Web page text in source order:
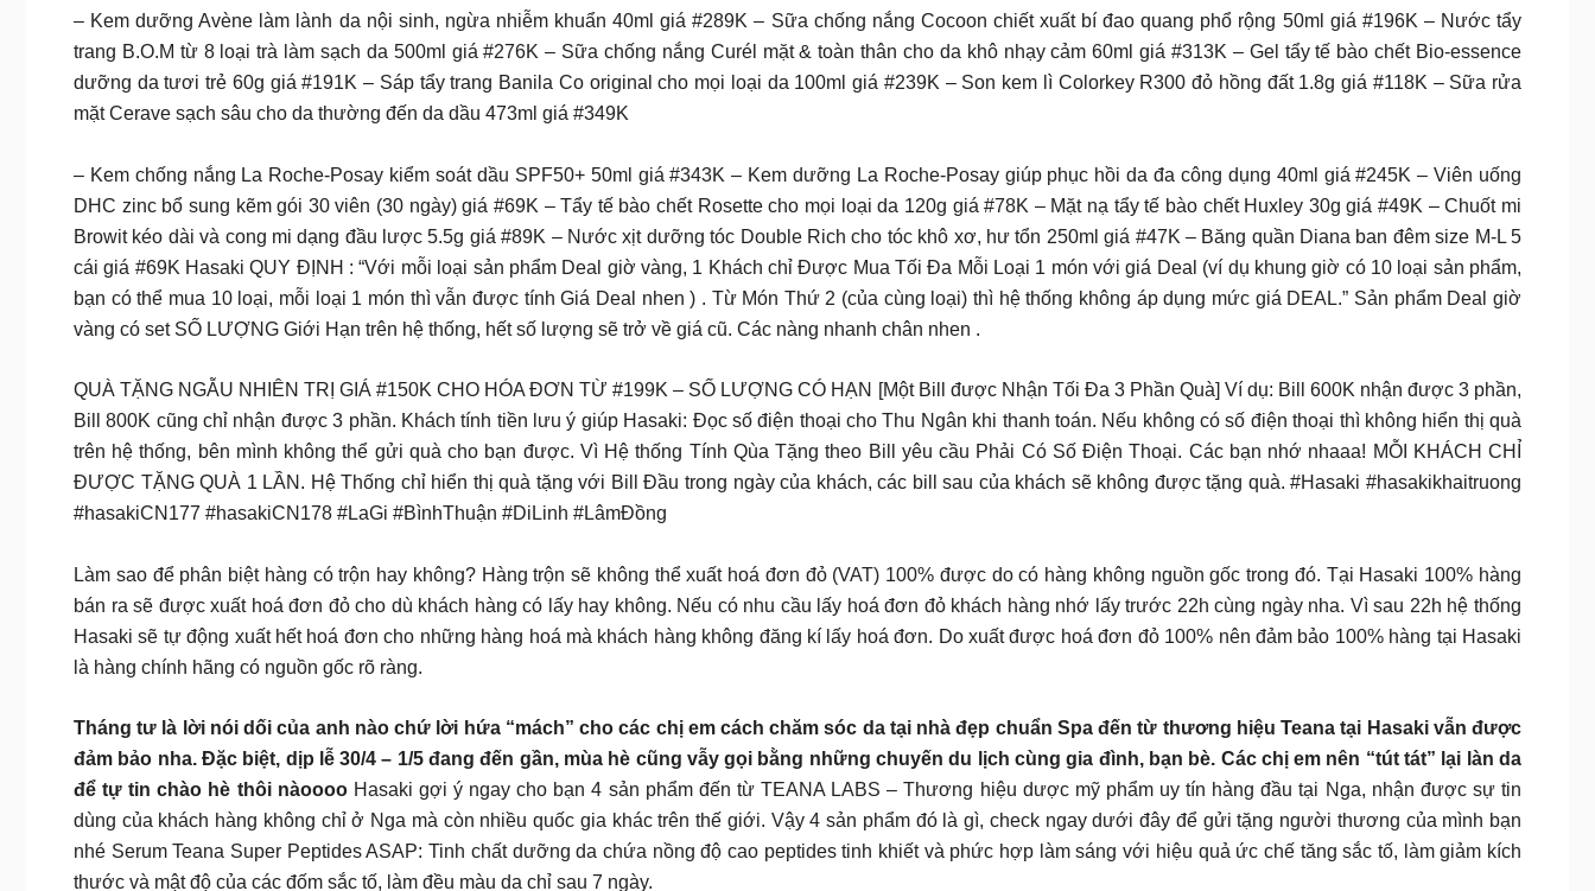
– Kem dưỡng Avène làm lành da nội sinh, ngừa nhiễm khuẩn 40ml giá #289K – Sữa chống nắng Cocoon chiết xuất bí đao quang phổ rộng 50ml giá #196K – Nước tẩy
trang B.O.M từ 8 loại trà làm sạch da 500ml giá #276K – Sữa chống nắng Curél mặt & toàn thân cho da khô nhạy cảm 60ml giá #313K – Gel tẩy tế bào chết Bio-essence
dưỡng da tươi trẻ 60g giá #191K – Sáp tẩy trang Banila Co original cho mọi loại da 100ml giá #239K – Son kem lì Colorkey R300 đỏ hồng đất 1.8g giá #118K – Sữa rửa
mặt Cerave sạch sâu cho da thường đến da dầu 473ml giá #349K
– Kem chống nắng La Roche-Posay kiểm soát dầu SPF50+ 50ml giá #343K – Kem dưỡng La Roche-Posay giúp phục hồi da đa công dụng 40ml giá #245K – Viên uống
DHC zinc bổ sung kẽm gói 30 viên (30 ngày) giá #69K – Tẩy tế bào chết Rosette cho mọi loại da 120g giá #78K – Mặt nạ tẩy tế bào chết Huxley 30g giá #49K – Chuốt mi
Browit kéo dài và cong mi dạng đầu lược 5.5g giá #89K – Nước xịt dưỡng tóc Double Rich cho tóc khô xơ, hư tổn 250ml giá #47K – Băng quần Diana ban đêm size M-L 5
cái giá #69K Hasaki QUY ĐỊNH : “Với mỗi loại sản phẩm Deal giờ vàng, 1 Khách chỉ Được Mua Tối Đa Mỗi Loại 1 món với giá Deal (ví dụ khung giờ có 10 loại sản phẩm,
bạn có thể mua 10 loại, mỗi loại 1 món thì vẫn được tính Giá Deal nhen ) . Từ Món Thứ 2 (của cùng loại) thì hệ thống không áp dụng mức giá DEAL.” Sản phẩm Deal giờ
vàng có set SỐ LƯỢNG Giới Hạn trên hệ thống, hết số lượng sẽ trở về giá cũ. Các nàng nhanh chân nhen .
QUÀ TẶNG NGẪU NHIÊN TRỊ GIÁ #150K CHO HÓA ĐƠN TỪ #199K – SỐ LƯỢNG CÓ HẠN [Một Bill được Nhận Tối Đa 3 Phần Quà] Ví dụ: Bill 600K nhận được 3 phần,
Bill 800K cũng chỉ nhận được 3 phần. Khách tính tiền lưu ý giúp Hasaki: Đọc số điện thoại cho Thu Ngân khi thanh toán. Nếu không có số điện thoại thì không hiển thị quà
trên hệ thống, bên mình không thể gửi quà cho bạn được. Vì Hệ thống Tính Qùa Tặng theo Bill yêu cầu Phải Có Số Điện Thoại. Các bạn nhớ nhaaa! MỖI KHÁCH CHỈ
ĐƯỢC TẶNG QUÀ 1 LẦN. Hệ Thống chỉ hiển thị quà tặng với Bill Đầu trong ngày của khách, các bill sau của khách sẽ không được tặng quà. #Hasaki #hasakikhaitruong
#hasakiCN177 #hasakiCN178 #LaGi #BìnhThuận #DiLinh #LâmĐồng
Làm sao để phân biệt hàng có trộn hay không? Hàng trộn sẽ không thể xuất hoá đơn đỏ (VAT) 100% được do có hàng không nguồn gốc trong đó. Tại Hasaki 100% hàng
bán ra sẽ được xuất hoá đơn đỏ cho dù khách hàng có lấy hay không. Nếu có nhu cầu lấy hoá đơn đỏ khách hàng nhớ lấy trước 22h cùng ngày nha. Vì sau 22h hệ thống
Hasaki sẽ tự động xuất hết hoá đơn cho những hàng hoá mà khách hàng không đăng kí lấy hoá đơn. Do xuất được hoá đơn đỏ 100% nên đảm bảo 100% hàng tại Hasaki
là hàng chính hãng có nguồn gốc rõ ràng.
Tháng tư là lời nói dối của anh nào chứ lời hứa “mách” cho các chị em cách chăm sóc da tại nhà đẹp chuẩn Spa đến từ thương hiệu Teana tại Hasaki vẫn được
đảm bảo nha. Đặc biệt, dịp lễ 30/4 – 1/5 đang đến gần, mùa hè cũng vẫy gọi bằng những chuyến du lịch cùng gia đình, bạn bè. Các chị em nên “tút tát” lại làn da
để tự tin chào hè thôi nàooooHasaki gợi ý ngay cho bạn 4 sản phẩm đến từ TEANA LABS – Thương hiệu dược mỹ phẩm uy tín hàng đầu tại Nga, nhận được sự tin
dùng của khách hàng không chỉ ở Nga mà còn nhiều quốc gia khác trên thế giới. Vậy 4 sản phẩm đó là gì, check ngay dưới đây để gửi tặng người thương của mình bạn
nhé Serum Teana Super Peptides ASAP: Tinh chất dưỡng da chứa nồng độ cao peptides tinh khiết và phức hợp làm sáng với hiệu quả ức chế tăng sắc tố, làm giảm kích
thước và mật độ của các đốm sắc tố, làm đều màu da chỉ sau 7 ngày.